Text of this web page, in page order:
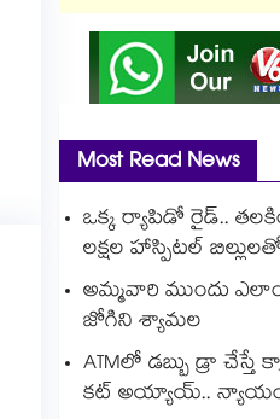
Most Read News
ఒక్క ర్యాపిడో రైడ్..
లక్షల హాస్పిటల్
అమ్మవారి ముందు
జోగిని శ్యామల
ATMలో డబ్బు డ్రా
కట్ అయ్యాయ్.. న్యాయం